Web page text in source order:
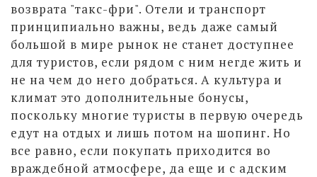
возврата "такс-фри". Отели и транспорт
принципиально важны, ведь даже самый
большой в мире рынок не станет доступнее
для туристов, если рядом с ним негде жить и
не на чем до него добраться. А культура и
климат это дополнительные бонусы,
поскольку многие туристы в первую очередь
едут на отдых и лишь потом на шопинг. Но
все равно, если покупать приходится во
враждебной атмосфере, да еще и с адским